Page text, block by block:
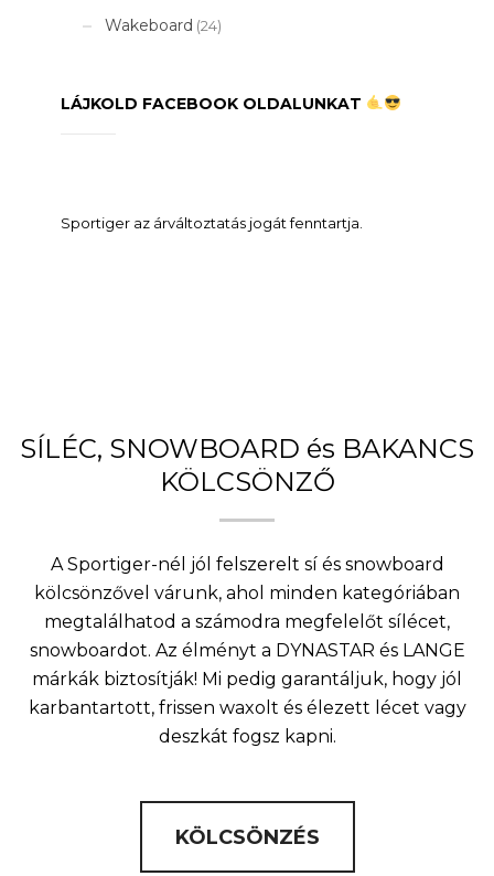
Wakeboard (24)
LÁJKOLD FACEBOOK OLDALUNKAT
Sportiger az árváltoztatás jogát fenntartja.
SÍLÉC, SNOWBOARD és BAKANCS
KÖLCSÖNZŐ
A Sportiger-nél jól felszerelt sí és snowboard
kölcsönzővel várunk, ahol minden kategóriában
megtalálhatod a számodra megfelelőt sílécet,
snowboardot. Az élményt a DYNASTAR és LANGE
márkák biztosítják! Mi pedig garantáljuk, hogy jól
karbantartott, frissen waxolt és élezett lécet vagy
deszkát fogsz kapni.
KÖLCSÖNZÉS